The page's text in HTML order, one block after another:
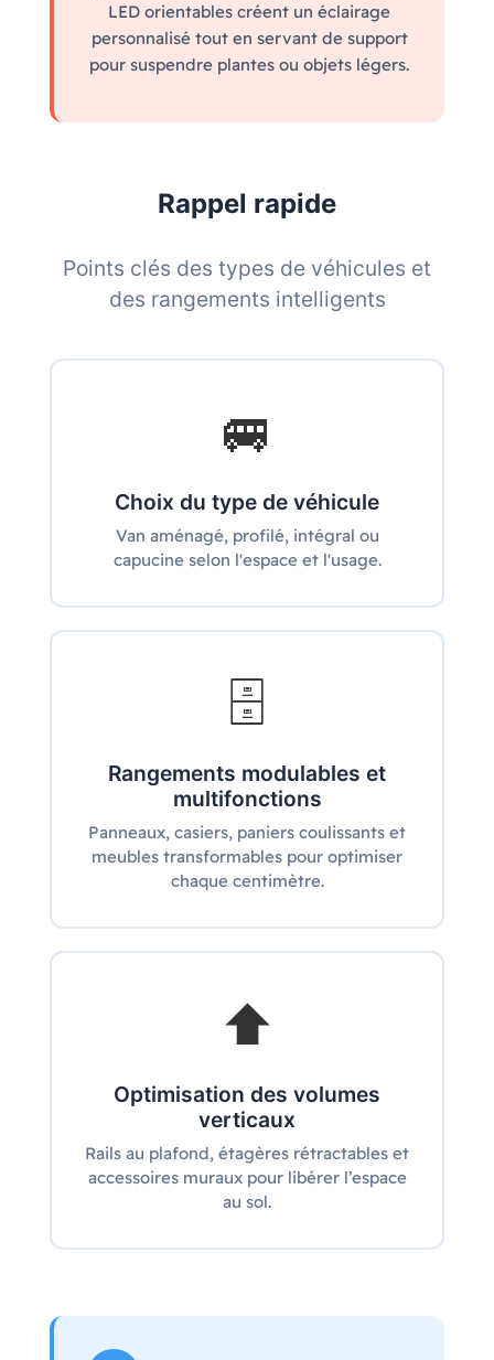
LED orientables créent un éclairage
personnalisé tout en servant de support
pour suspendre plantes ou objets légers.
Rappel rapide
Points clés des types de véhicules et
des rangements intelligents
🚐
Choix du type de véhicule
Van aménagé, profilé, intégral ou
capucine selon l'espace et l'usage.
🗄️
Rangements modulables et
multifonctions
Panneaux, casiers, paniers coulissants et
meubles transformables pour optimiser
chaque centimètre.
⬆️
Optimisation des volumes
verticaux
Rails au plafond, étagères rétractables et
accessoires muraux pour libérer l’espace
au sol.